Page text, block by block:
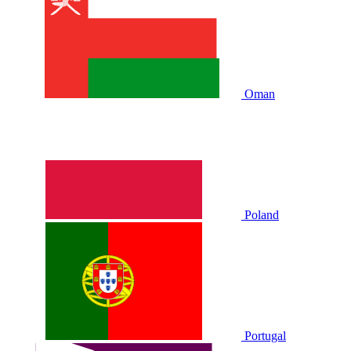
Oman
Poland
Portugal